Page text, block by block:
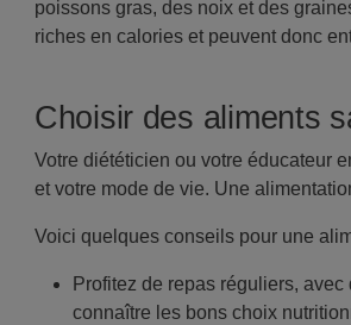
poissons gras, des noix et des
riches en calories et peuvent donc
Choisir des aliments
Votre diététicien ou votre éducateur
et votre mode de vie. Une
Voici quelques conseils pour une
Profitez de repas réguliers,
connaître les bons choix